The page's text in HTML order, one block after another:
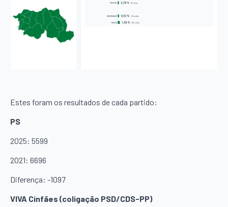
Estes foram os resultados de cada partido:
PS
2025: 5599
2021: 6696
Diferença: -1097
VIVA Cinfães (coligação PSD/CDS-PP)